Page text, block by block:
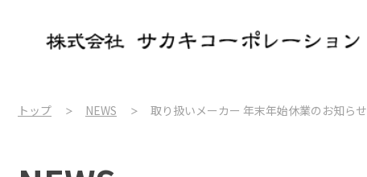
トップ NEWS 取り扱いメーカー 年末年始休業のお知らせ